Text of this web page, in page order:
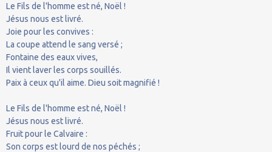
Le Fils de l'homme est né, Noël !
Jésus nous est livré.
Joie pour les convives :
La coupe attend le sang versé ;
Fontaine des eaux vives,
Il vient laver les corps souillés.
Paix à ceux qu'il aime. Dieu soit magnifié !
Le Fils de l'homme est né, Noël !
Jésus nous est livré.
Fruit pour le Calvaire :
Son corps est lourd de nos péchés ;